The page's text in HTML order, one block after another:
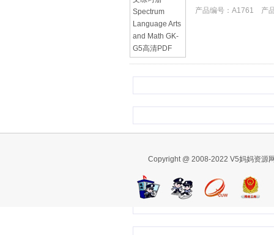
产品编号：A1761 产
Copyright @ 2008-2022 V5妈妈资源